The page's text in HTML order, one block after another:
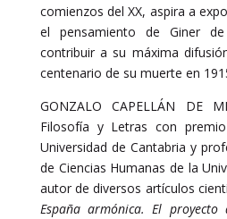
comienzos del XX, aspira a
el pensamiento de Giner
contribuir a su máxima
centenario de su muerte en
GONZALO CAPELLÁN DE
Filosofía y Letras con
Universidad de Cantabria y
de Ciencias Humanas de la
autor de diversos artículos
España armónica. El